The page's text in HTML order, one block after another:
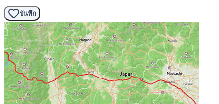
บันทึก